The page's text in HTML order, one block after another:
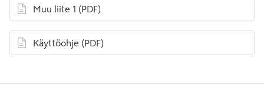
Muu liite 1 (PDF)
avautuu uuteen välilehteen
Käyttöohje (PDF)
avautuu uuteen välilehteen